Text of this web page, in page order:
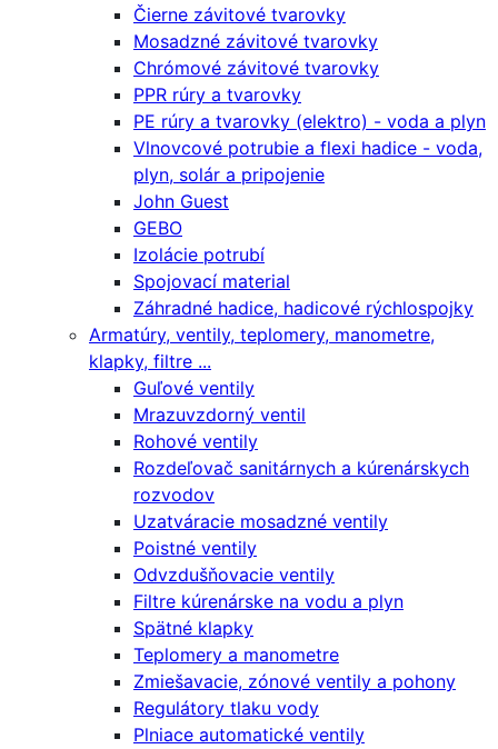
Čierne závitové tvarovky
Mosadzné závitové tvarovky
Chrómové závitové tvarovky
PPR rúry a tvarovky
PE rúry a tvarovky (elektro) - voda a plyn
Vlnovcové potrubie a flexi hadice - voda,
plyn, solár a pripojenie
John Guest
GEBO
Izolácie potrubí
Spojovací material
Záhradné hadice, hadicové rýchlospojky
Armatúry, ventily, teplomery, manometre,
klapky, filtre ...
Guľové ventily
Mrazuvzdorný ventil
Rohové ventily
Rozdeľovač sanitárnych a kúrenárskych
rozvodov
Uzatváracie mosadzné ventily
Poistné ventily
Odvzdušňovacie ventily
Filtre kúrenárske na vodu a plyn
Spätné klapky
Teplomery a manometre
Zmiešavacie, zónové ventily a pohony
Regulátory tlaku vody
Plniace automatické ventily